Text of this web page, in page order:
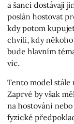
a šanci dostávají
poslán hostovat
kdy potom
chvíli, kdy někoho
bude hlavním
víc.
Tento model
Zaprvé by však
na hostování
fyzické